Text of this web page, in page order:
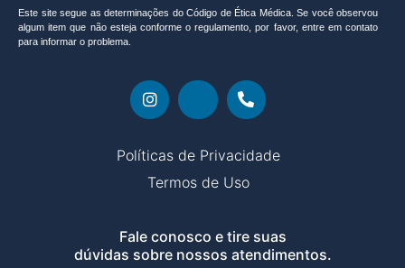
Este site segue as determinações do Código de Ética Médica. Se você observou
algum item que não esteja conforme o regulamento, por favor, entre em contato
para informar o problema.
Políticas de Privacidade
Termos de Uso
Fale conosco e tire suas
dúvidas sobre nossos atendimentos.